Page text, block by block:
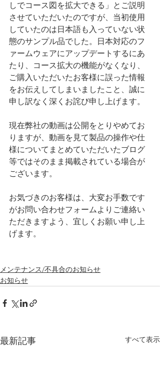
しでコース図を拡大できる」とご説明
させていただいたのですが、当初使用
していたのは日本語も入っていない状
態のサンプル品でした。日本対応のフ
ァームウェアにアップデートするにあ
たり、コース拡大の機能がなくなり、
ご購入いただいたお客様に誤った情報
をお伝えしてしまいましたこと、誠に
申し訳なく深くお詫び申し上げます。
現在弊社の動画は公開をとりやめてお
りますが、動画を見て製品の操作や仕
様についてまとめていただいたブログ
等ではそのまま掲載されている場合が
ございます。
お気づきのお客様は、大変お手数です
がお問い合わせフォームよりご連絡い
ただきますよう、宜しくお願い申し上
げます。
メンテナンス/不具合のお知らせ
お知らせ
最新記事 すべて表示